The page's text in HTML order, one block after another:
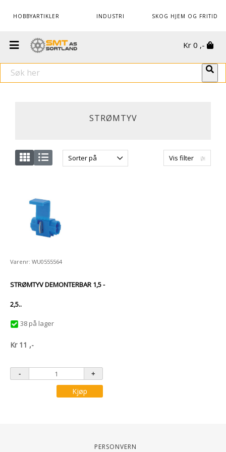
HOBBYARTIKLER INDUSTRI SKOG HJEM OG FRITID
Kr 0 ,-
STRØMTYV
Vis filter
Sorter på
Varenr: WU0555564
STRØMTYV DEMONTERBAR 1,5 -
2,5..
38 på lager
Kr 11 ,-
Kjøp
Personvern